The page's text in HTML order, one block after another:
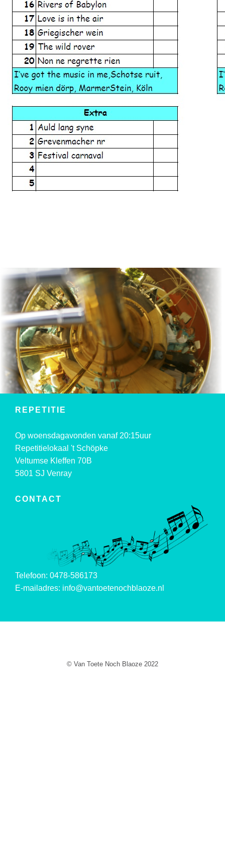
REPETITIE
Op woensdagavonden vanaf 20:15uur
Repetitielokaal 't Schöpke
Veltumse Kleffen 70B
5801 SJ Venray
CONTACT
Telefoon: 0478-586173
E-mailadres: info@vantoetenochblaoze.nl
© Van Toete Noch Blaoze 2022